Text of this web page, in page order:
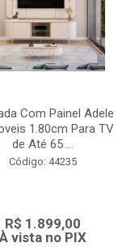
Com Painel Adele
1.80cm Para TV
de Até 65 ...
Código: 44235
R$ 1.899,00
vista no PIX